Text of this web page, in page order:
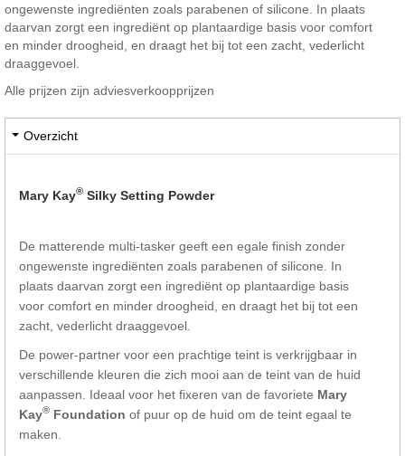
ongewenste ingrediënten zoals parabenen of silicone. In plaats
daarvan zorgt een ingrediënt op plantaardige basis voor comfort
en minder droogheid, en draagt het bij tot een zacht, vederlicht
draaggevoel.
Alle prijzen zijn adviesverkoopprijzen
Overzicht
Mary Kay® Silky Setting Powder
De matterende multi-tasker geeft een egale finish zonder
ongewenste ingrediënten zoals parabenen of silicone. In
plaats daarvan zorgt een ingrediënt op plantaardige basis
voor comfort en minder droogheid, en draagt het bij tot een
zacht, vederlicht draaggevoel.
De power-partner voor een prachtige teint is verkrijgbaar in
verschillende kleuren die zich mooi aan de teint van de huid
aanpassen. Ideaal voor het fixeren van de favoriete Mary
Kay® Foundation of puur op de huid om de teint egaal te
maken.